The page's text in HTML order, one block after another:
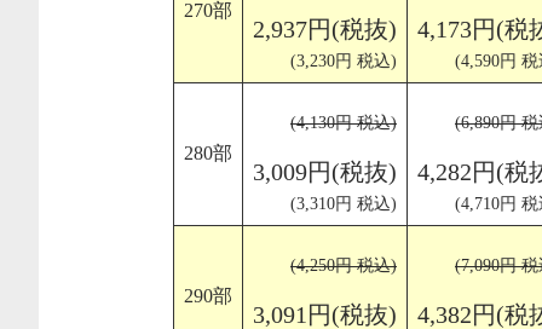
270部
2,937円(税抜)
(3,230円 税込)
4,173円(税
(4,590円
280部
(4,130円 税込)
3,009円(税抜)
(3,310円 税込)
(6,890円
4,282円(税
(4,710円
290部
(4,250円 税込)
3,091円(税抜)
(7,090円
4,382円(税